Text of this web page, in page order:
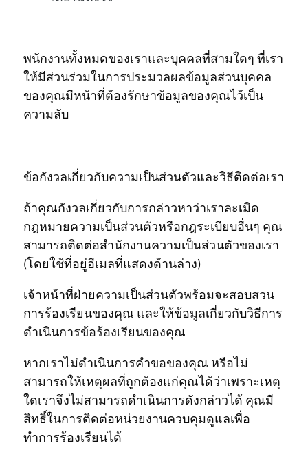
พนักงานทั้งหมดของเราและบุคคลที่สามใดๆ ที่เรา
ให้มีส่วนร่วมในการประมวลผลข้อมูลส่วนบุคคล
ของคุณมีหน้าที่ต้องรักษาข้อมูลของคุณไว้เป็น
ความลับ
ข้อกังวลเกี่ยวกับความเป็นส่วนตัวและวิธีติดต่อเรา
ถ้าคุณกังวลเกี่ยวกับการกล่าวหาว่าเราละเมิด
กฎหมายความเป็นส่วนตัวหรือกฎระเบียบอื่นๆ คุณ
สามารถติดต่อสำนักงานความเป็นส่วนตัวของเรา
(โดยใช้ที่อยู่อีเมลที่แสดงด้านล่าง)
เจ้าหน้าที่ฝ่ายความเป็นส่วนตัวพร้อมจะสอบสวน
การร้องเรียนของคุณ และให้ข้อมูลเกี่ยวกับวิธีการ
ดำเนินการข้อร้องเรียนของคุณ
หากเราไม่ดำเนินการคำขอของคุณ หรือไม่
สามารถให้เหตุผลที่ถูกต้องแก่คุณได้ว่าเพราะเหตุ
ใดเราจึงไม่สามารถดำเนินการดังกล่าวได้ คุณมี
สิทธิ์ในการติดต่อหน่วยงานควบคุมดูแลเพื่อ
ทำการร้องเรียนได้